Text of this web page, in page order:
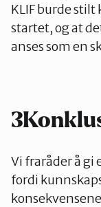
KLIF burde
startet, og at
anses som en
Vi fraråder å gi
fordi